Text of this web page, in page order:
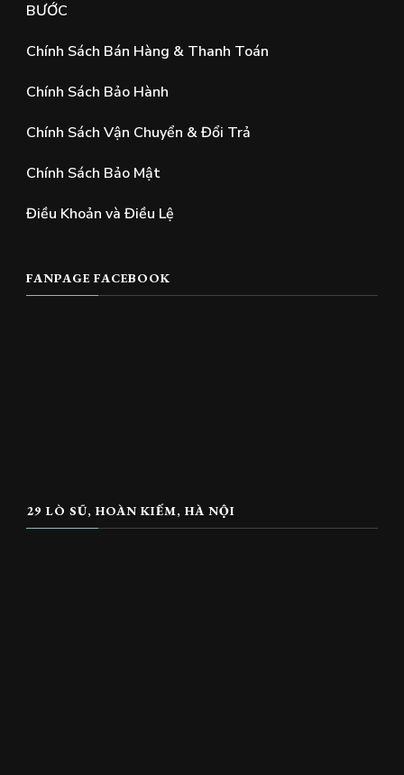
BƯỚC
Chính Sách Bán Hàng & Thanh Toán
Chính Sách Bảo Hành
Chính Sách Vận Chuyển & Đổi Trả
Chính Sách Bảo Mật
Điều Khoản và Điều Lệ
FANPAGE FACEBOOK
29 LÒ SŨ, HOÀN KIẾM, HÀ NỘI